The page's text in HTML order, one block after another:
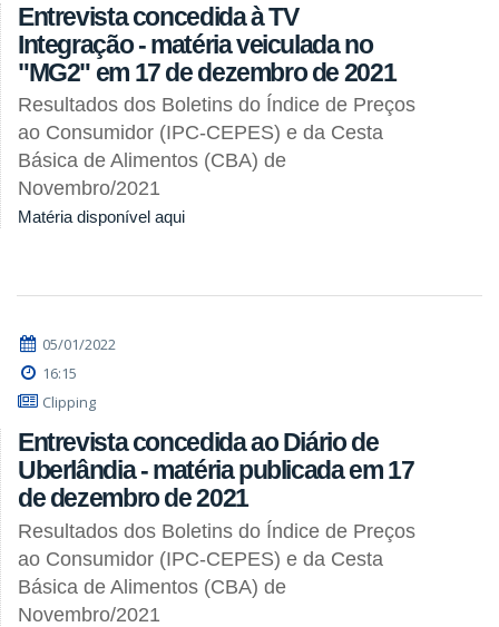
Entrevista concedida à TV
Integração - matéria veiculada no
"MG2" em 17 de dezembro de 2021
Resultados dos Boletins do Índice de Preços
ao Consumidor (IPC-CEPES) e da Cesta
Básica de Alimentos (CBA) de
Novembro/2021
Matéria disponível aqui
05/01/2022
16:15
Clipping
Entrevista concedida ao Diário de
Uberlândia - matéria publicada em 17
de dezembro de 2021
Resultados dos Boletins do Índice de Preços
ao Consumidor (IPC-CEPES) e da Cesta
Básica de Alimentos (CBA) de
Novembro/2021